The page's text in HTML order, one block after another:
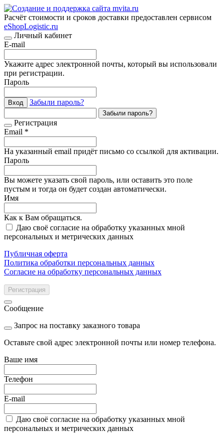
Расчёт стоимости и сроков доставки предоставлен сервисом
eShopLogistic.ru
Личный кабинет
E-mail
Укажите адрес электронной почты, который вы использовали
при регистрации.
Пароль
Вход Забыли пароль?
Забыли пароль?
Регистрация
Email *
На указанный email придёт письмо со ссылкой для активации.
Пароль
Вы можете указать свой пароль, или оставить это поле
пустым и тогда он будет создан автоматически.
Имя
Как к Вам обращаться.
Даю своё согласие на обработку указанных мной
персональных и метрических данных
Публичная оферта
Политика обработки персональных данных
Согласие на обработку персональных данных
Регистрация
Сообщение
Запрос на поставку заказного товара
Оставьте свой адрес электронной почты или номер телефона.
Ваше имя
Телефон
E-mail
Даю своё согласие на обработку указанных мной
персональных и метрических данных